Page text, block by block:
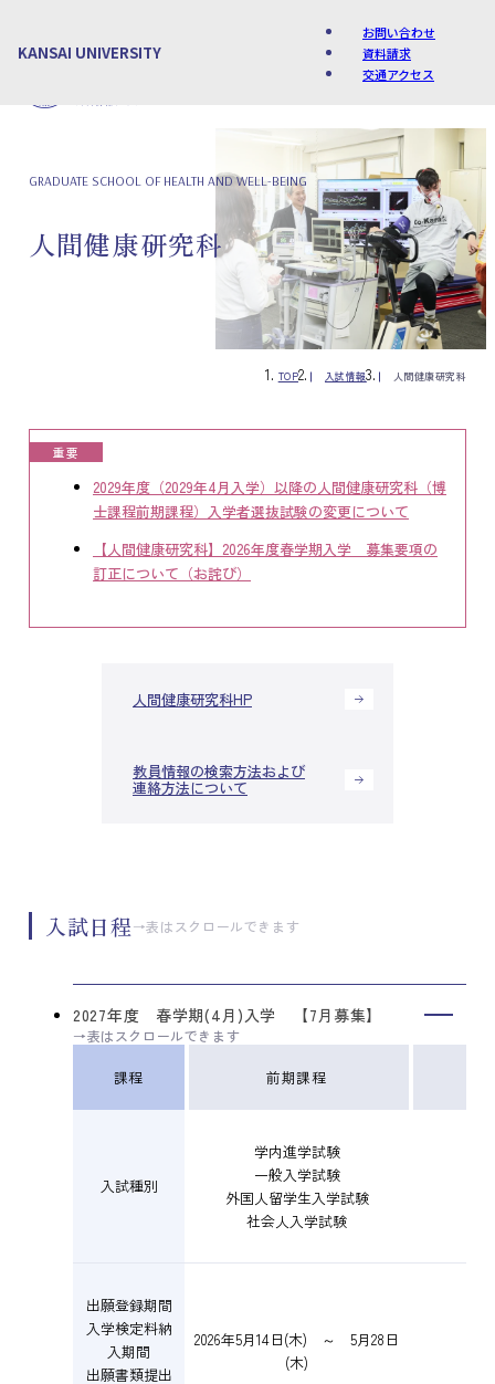
KANSAI UNIVERSITY
お問い合わせ
資料請求
交通アクセス
GRADUATE SCHOOL OF HEALTH AND WELL-BEING
人間健康研究科
TOP 入試情報 人間健康研究科
重要
2029年度（2029年4月入学）以降の人間健康研究科（博
士課程前期課程）入学者選抜試験の変更について
【人間健康研究科】2026年度春学期入学 募集要項の
訂正について（お詫び）
人間健康研究科HP
教員情報の検索方法および
連絡方法について
入試日程→表はスクロールできます
2027年度 春学期(4月)入学 【7月募集】
課程 前期課程
入試種別
学内進学試験
一般入学試験
外国人留学生入学試験
社会人入学試験
出願登録期間
入学検定料納
入期間
出願書類提出
2026年5月14日(木) ～ 5月28日
(木)